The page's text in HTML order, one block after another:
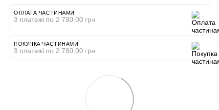
ОПЛАТА ЧАСТИНАМИ
3 платежі по 2 780.00 грн
ПОКУПКА ЧАСТИНАМИ
3 платежі по 2 780.00 грн